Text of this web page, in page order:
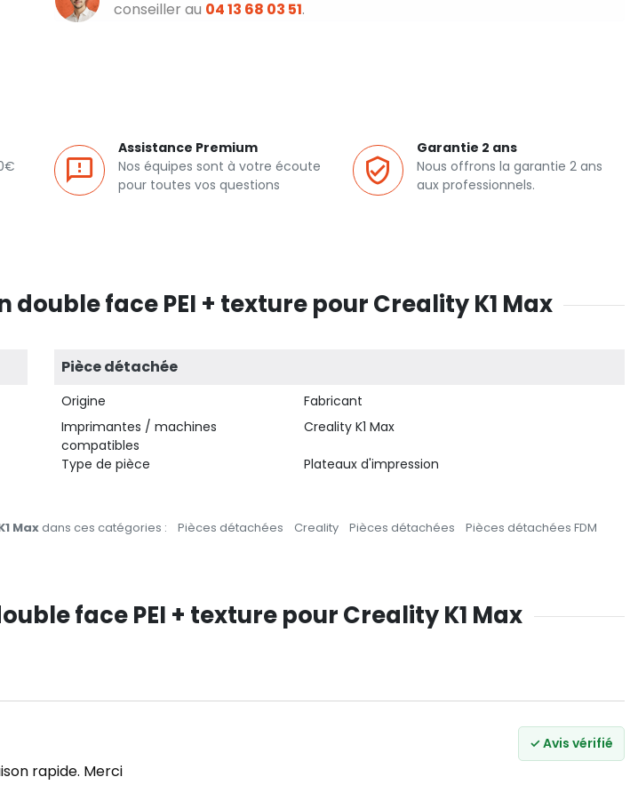
conseiller au 04 13 68 03 51.
Assistance Premium
Nos équipes sont à votre écoute
pour toutes vos questions
Garantie 2 ans
Nous offrons la garantie 2 ans
aux professionnels.
face PEI + texture pour Creality K1 Max
Pièce détachée
Origine
Fabricant
Imprimantes / machines
compatibles
Creality K1 Max
Type de pièce Plateaux d'impression
Maxdans ces catégories : Pièces détachées Creality Pièces détachées
Pièces détachées FDM
face PEI + texture pour Creality K1 Max
✓ Avis vérifié
rapide. Merci